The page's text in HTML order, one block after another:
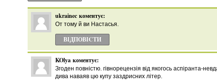
ukrainec коментує:
От тому й ви Настасья.
ВІДПОВІCТИ
KOlya коментує:
Згоден повністю. гівнорецензія від якогось аспіранта-
дива наваяв цю купу заздрисних літер.